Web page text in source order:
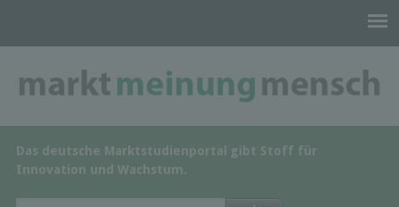
Das deutsche Marktstudienportal gibt Stoff für
Innovation und Wachstum.